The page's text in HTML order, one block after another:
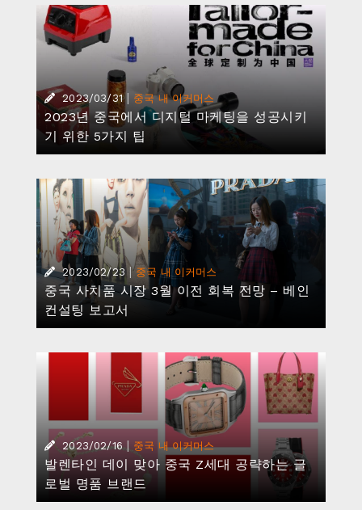
2023/03/31 중국 내 이커머스
2023년 중국에서 디지털 마케팅을 성공시키
기 위한 5가지 팁
2023/02/23 중국 내 이커머스
중국 사치품 시장 3월 이전 회복 전망 – 베인
컨설팅 보고서
2023/02/16 중국 내 이커머스
발렌타인 데이 맞아 중국 Z세대 공략하는 글
로벌 명품 브랜드